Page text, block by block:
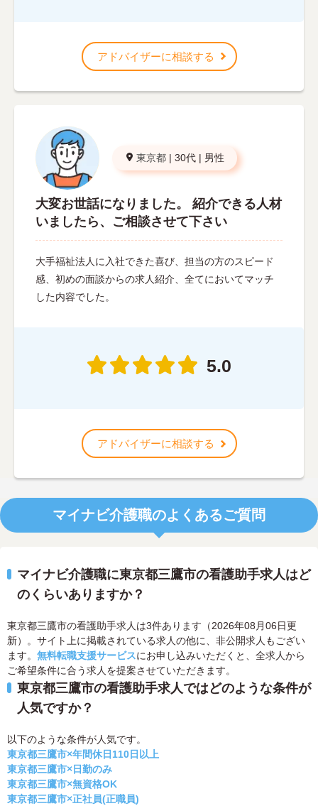
アドバイザーに相談する
東京都 | 30代 | 男性
大変お世話になりました。 紹介できる人材
いましたら、ご相談させて下さい
大手福祉法人に入社できた喜び、担当の方のスピード
感、初めの面談からの求人紹介、全てにおいてマッチ
した内容でした。
5.0
アドバイザーに相談する
マイナビ介護職のよくあるご質問
マイナビ介護職に東京都三鷹市の看護助手求人はど
のくらいありますか？
東京都三鷹市の看護助手求人は3件あります（2026年08月06日更
新）。サイト上に掲載されている求人の他に、非公開求人もござい
ます。 無料転職支援サービスにお申し込みいただくと、全求人から
ご希望条件に合う求人を提案させていただきます。
東京都三鷹市の看護助手求人ではどのような条件が
人気ですか？
以下のような条件が人気です。
東京都三鷹市×年間休日110日以上
東京都三鷹市×日勤のみ
東京都三鷹市×無資格OK
東京都三鷹市×正社員(正職員)